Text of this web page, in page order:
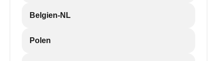
Belgien-NL
Polen